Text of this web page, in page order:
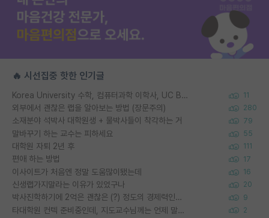
🔥 시선집중 핫한 인기글
Korea University 수학, 컴퓨터과학 이학사, UC Berkeley 산업공학 대학원 공학박사가 되는 것은 쉽지 않겠죠? 11
외부에서 괜찮은 랩을 알아보는 방법 (장문주의) 280
소재분야 석박사 대학원생 + 물박사들이 착각하는 거 79
말바꾸기 하는 교수는 피하세요 55
대학원 자퇴 2년 후 111
편애 하는 방법 17
이사이트가 처음엔 정말 도움많이됐는데 16
신생랩가지말라는 이유가 있었구나 20
박사진학하기에 2억은 괜찮은 (?) 정도의 경제력인가요 9
타대학원 컨텍 준비중인데, 지도교수님께는 언제 말씀드려야 할까요? 2